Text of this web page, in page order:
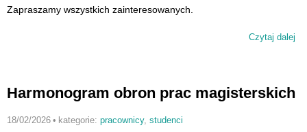
Zapraszamy wszystkich zainteresowanych.
Czytaj dalej
Harmonogram obron prac magisterskich
18/02/2026 • kategorie:pracownicy, studenci